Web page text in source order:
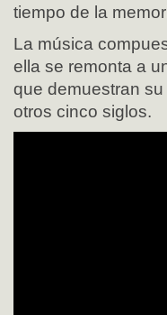
tiempo de la
La música
ella se remonta a
que demuestran
otros cinco siglos.